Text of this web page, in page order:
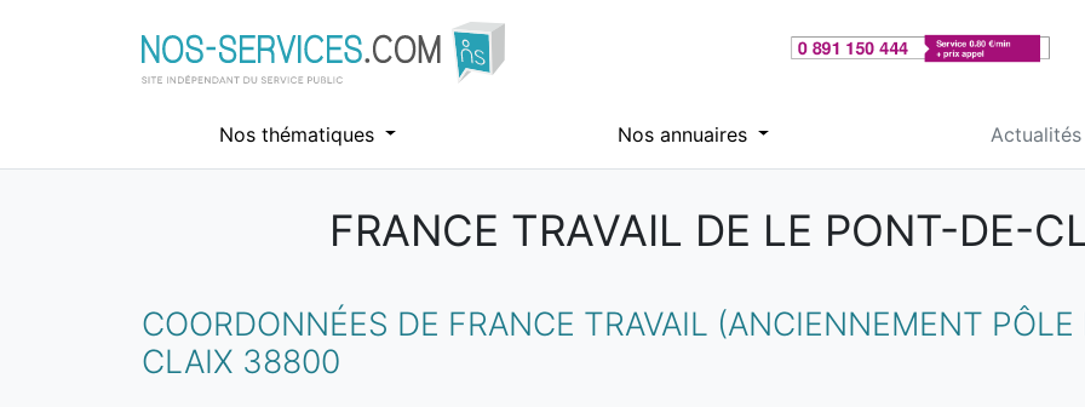
Nos thématiques Nos annuaires Actualités
FRANCE TRAVAIL DE LE PONT-DE-
COORDONNÉES DE FRANCE TRAVAIL (ANCIENNEMENT
CLAIX 38800